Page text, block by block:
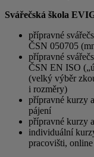
Svářečská škola
přípravné
ČSN 050705
přípravné
ČSN EN ISO
(velký výběr
i rozměry)
přípravné kurzy
pájení
přípravné kurzy
individuální
pracovišti,